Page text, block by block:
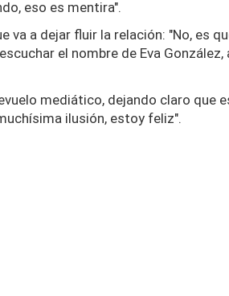
eso es mentira".
a dejar fluir la relación: "No, es
el nombre de Eva
mediático, dejando claro que
ilusión, estoy feliz".